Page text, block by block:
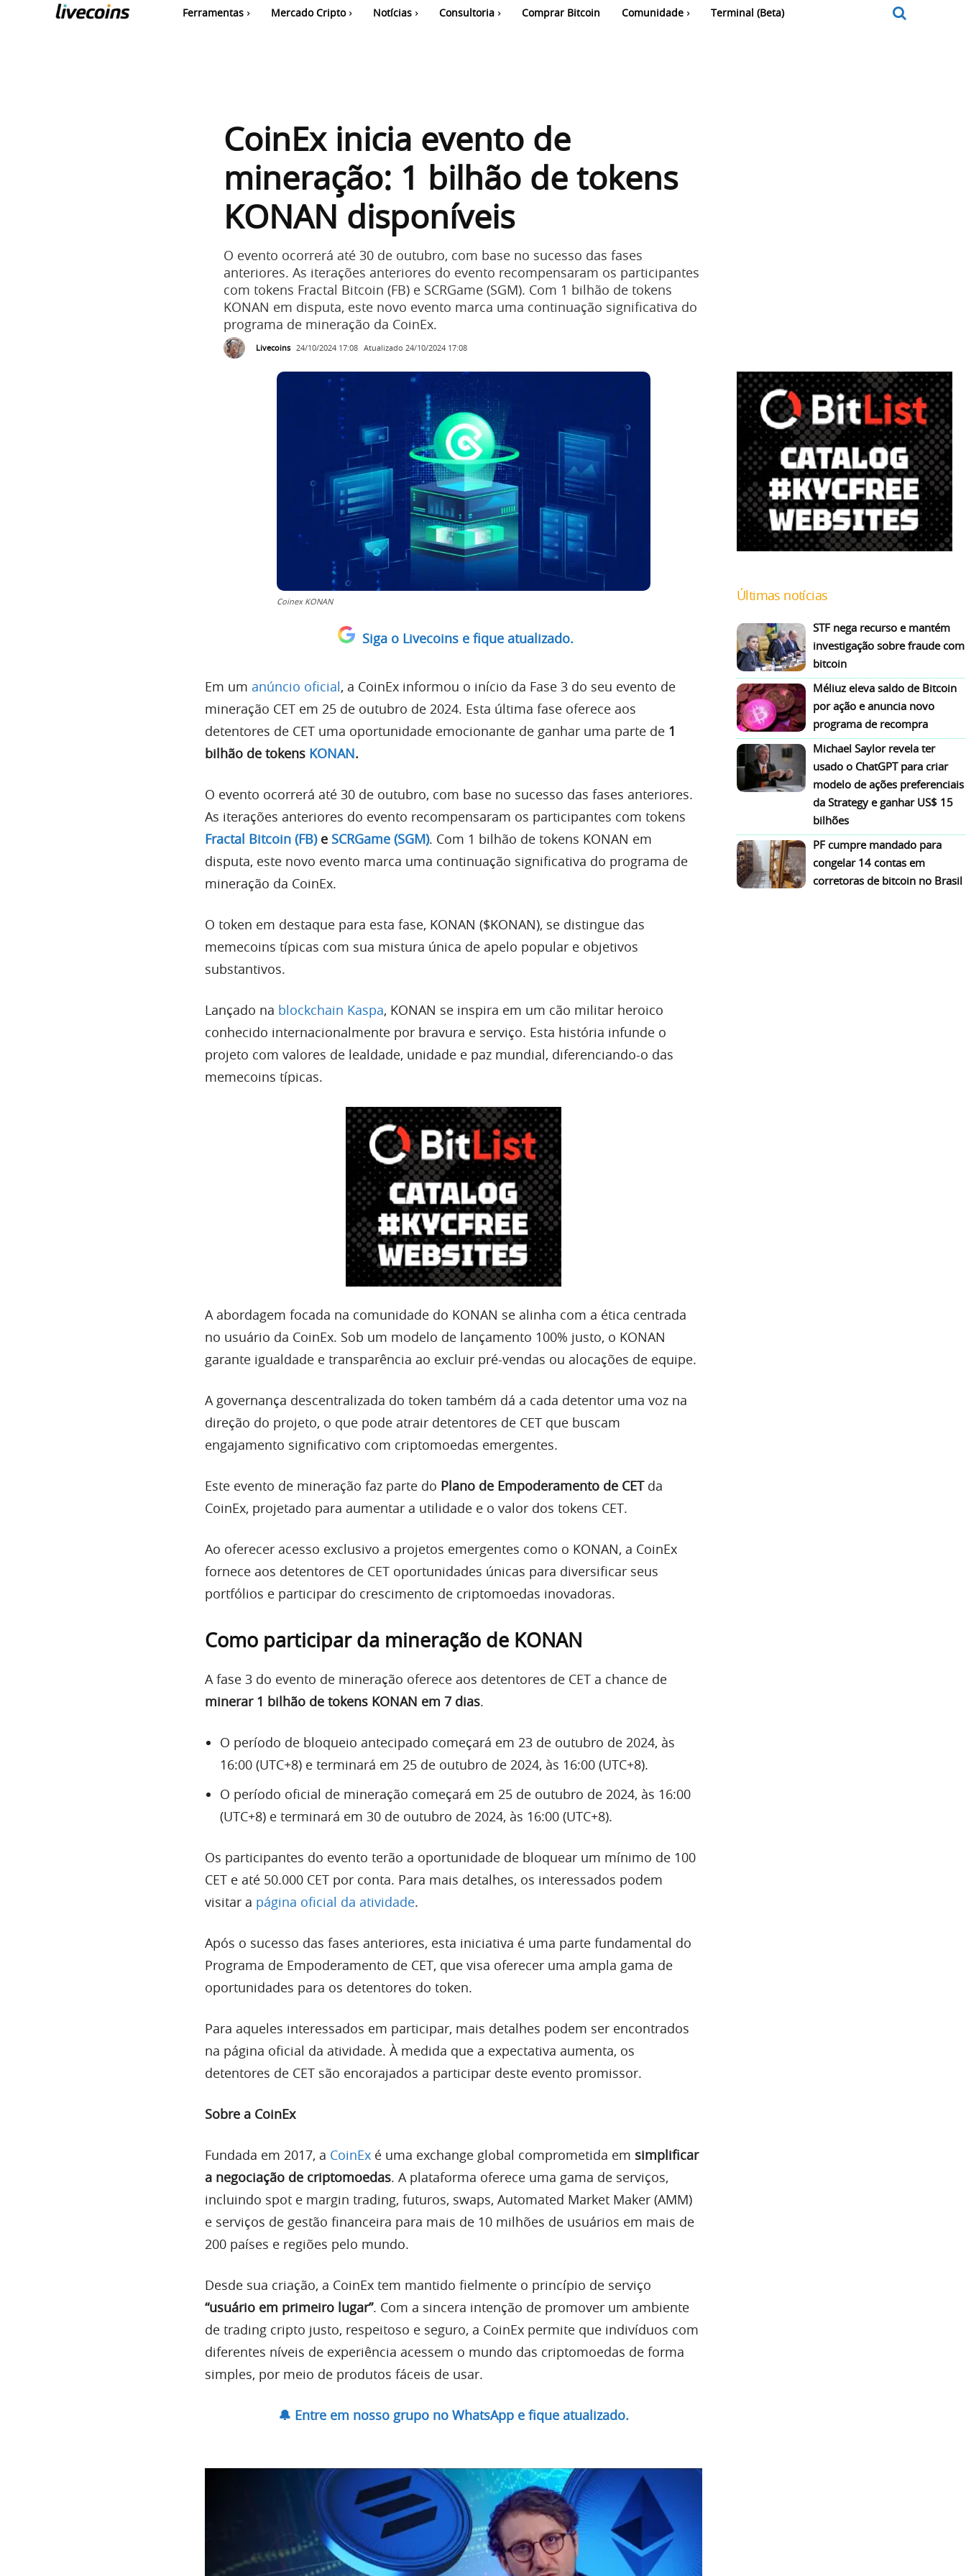
Ferramentas Mercado Cripto Notícias Consultoria Comprar Bitcoin Comunidade Terminal (Beta)
CoinEx inicia evento de
mineração: 1 bilhão de tokens
KONAN disponíveis
O evento ocorrerá até 30 de outubro, com base no sucesso das fases
anteriores. As iterações anteriores do evento recompensaram os participantes
com tokens Fractal Bitcoin (FB) e SCRGame (SGM). Com 1 bilhão de tokens
KONAN em disputa, este novo evento marca uma continuação significativa do
programa de mineração da CoinEx.
Livecoins 24/10/2024 17:08 Atualizado 24/10/2024 17:08
Coinex KONAN
Siga o Livecoins e fique atualizado.
Em um anúncio oficial, a CoinEx informou o início da Fase 3 do seu evento de
mineração CET em 25 de outubro de 2024. Esta última fase oferece aos
detentores de CET uma oportunidade emocionante de ganhar uma parte de 1
bilhão de tokens KONAN.
O evento ocorrerá até 30 de outubro, com base no sucesso das fases anteriores.
As iterações anteriores do evento recompensaram os participantes com tokens
Fractal Bitcoin (FB)e SCRGame (SGM). Com 1 bilhão de tokens KONAN em
disputa, este novo evento marca uma continuação significativa do programa de
mineração da CoinEx.
O token em destaque para esta fase, KONAN ($KONAN), se distingue das
memecoins típicas com sua mistura única de apelo popular e objetivos
substantivos.
Lançado na blockchain Kaspa, KONAN se inspira em um cão militar heroico
conhecido internacionalmente por bravura e serviço. Esta história infunde o
projeto com valores de lealdade, unidade e paz mundial, diferenciando-o das
memecoins típicas.
A abordagem focada na comunidade do KONAN se alinha com a ética centrada
no usuário da CoinEx. Sob um modelo de lançamento 100% justo, o KONAN
garante igualdade e transparência ao excluir pré-vendas ou alocações de equipe.
A governança descentralizada do token também dá a cada detentor uma voz na
direção do projeto, o que pode atrair detentores de CET que buscam
engajamento significativo com criptomoedas emergentes.
Este evento de mineração faz parte do Plano de Empoderamento de CETda
CoinEx, projetado para aumentar a utilidade e o valor dos tokens CET.
Ao oferecer acesso exclusivo a projetos emergentes como o KONAN, a CoinEx
fornece aos detentores de CET oportunidades únicas para diversificar seus
portfólios e participar do crescimento de criptomoedas inovadoras.
Como participar da mineração de KONAN
A fase 3 do evento de mineração oferece aos detentores de CET a chance de
minerar 1 bilhão de tokens KONAN em 7 dias.
O período de bloqueio antecipado começará em 23 de outubro de 2024, às
16:00 (UTC+8) e terminará em 25 de outubro de 2024, às 16:00 (UTC+8).
O período oficial de mineração começará em 25 de outubro de 2024, às 16:00
(UTC+8) e terminará em 30 de outubro de 2024, às 16:00 (UTC+8).
Os participantes do evento terão a oportunidade de bloquear um mínimo de 100
CET e até 50.000 CET por conta. Para mais detalhes, os interessados ​​podem
visitar a página oficial da atividade.
Após o sucesso das fases anteriores, esta iniciativa é uma parte fundamental do
Programa de Empoderamento de CET, que visa oferecer uma ampla gama de
oportunidades para os detentores do token.
Para aqueles interessados ​​em participar, mais detalhes podem ser encontrados
na página oficial da atividade. À medida que a expectativa aumenta, os
detentores de CET são encorajados a participar deste evento promissor.
Sobre a CoinEx
Fundada em 2017, a CoinEx é uma exchange global comprometida em simplificar
a negociação de criptomoedas. A plataforma oferece uma gama de serviços,
incluindo spot e margin trading, futuros, swaps, Automated Market Maker (AMM)
e serviços de gestão financeira para mais de 10 milhões de usuários em mais de
200 países e regiões pelo mundo.
Desde sua criação, a CoinEx tem mantido fielmente o princípio de serviço
“usuário em primeiro lugar”. Com a sincera intenção de promover um ambiente
de trading cripto justo, respeitoso e seguro, a CoinEx permite que indivíduos com
diferentes níveis de experiência acessem o mundo das criptomoedas de forma
simples, por meio de produtos fáceis de usar.
🔔 Entre em nosso grupo no WhatsApp e fique atualizado.
Últimas notícias
STF nega recurso e mantém
investigação sobre fraude com
bitcoin
Méliuz eleva saldo de Bitcoin
por ação e anuncia novo
programa de recompra
Michael Saylor revela ter
usado o ChatGPT para criar
modelo de ações preferenciais
da Strategy e ganhar US$ 15
bilhões
PF cumpre mandado para
congelar 14 contas em
corretoras de bitcoin no Brasil